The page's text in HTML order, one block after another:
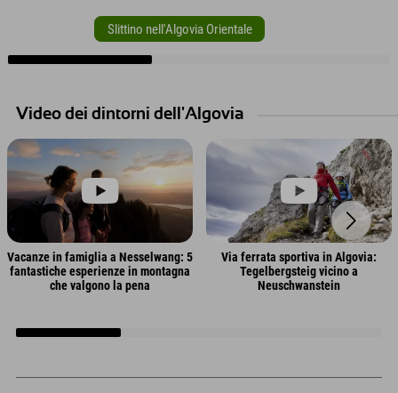
Slittino nell'Algovia Orientale
Video dei dintorni dell'Algovia
Vacanze in famiglia a Nesselwang: 5
fantastiche esperienze in montagna
che valgono la pena
Via ferrata sportiva in Algovia:
Tegelbergsteig vicino a
Neuschwanstein